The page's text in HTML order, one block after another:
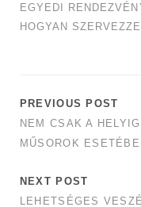
EGYEDI
HOGYAN
PREVIOUS POST
NEM CSAK A
MŰSOROK
NEXT POST
LEHETSÉGES